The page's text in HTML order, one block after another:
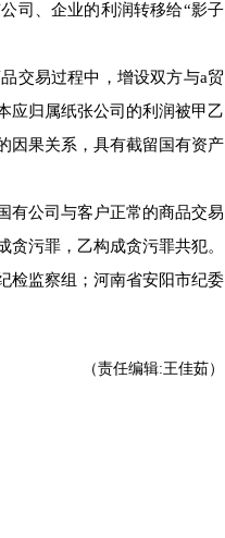
司、企业的利润转移给“影子
交易过程中，增设双方与a贸
应归属纸张公司的利润被甲乙
因果关系，具有截留国有资产
公司与客户正常的商品交易
污罪，乙构成贪污罪共犯。
监察组；河南省安阳市纪委
（责任编辑:王佳茹）